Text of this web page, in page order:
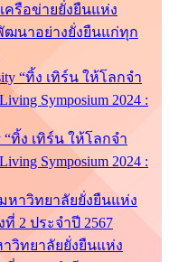
รือข่ายยั่งยืนแห่ง
ฒนาอย่างยั่งยืนแก่ทุก
“ทิ้ง เทิร์น ให้โลกจำ
Symposium 2024 :
วิทยาลัยยั่งยืนแห่ง